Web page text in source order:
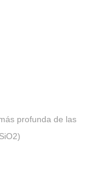
profunda de las